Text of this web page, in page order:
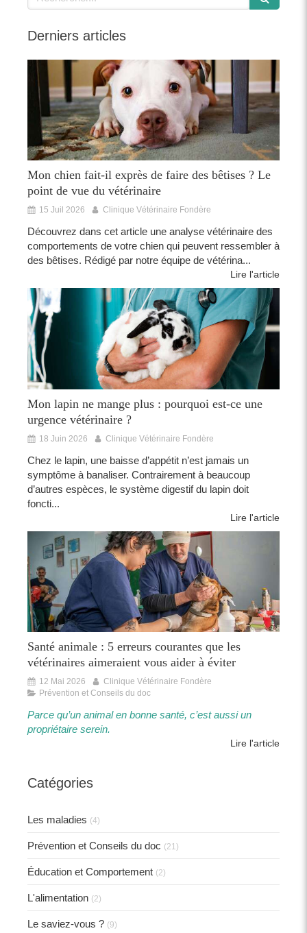
Derniers articles
Mon chien fait-il exprès de faire des bêtises ? Le
point de vue du vétérinaire
15 Juil 2026 Clinique Vétérinaire Fondère
Découvrez dans cet article une analyse vétérinaire des
comportements de votre chien qui peuvent ressembler à
des bêtises. Rédigé par notre équipe de vétérina...
Lire l'article
Mon lapin ne mange plus : pourquoi est-ce une
urgence vétérinaire ?
18 Juin 2026 Clinique Vétérinaire Fondère
Chez le lapin, une baisse d’appétit n’est jamais un
symptôme à banaliser. Contrairement à beaucoup
d’autres espèces, le système digestif du lapin doit
foncti...
Lire l'article
Santé animale : 5 erreurs courantes que les
vétérinaires aimeraient vous aider à éviter
12 Mai 2026
Clinique Vétérinaire Fondère
Prévention et Conseils du doc
Parce qu’un animal en bonne santé, c’est aussi un
propriétaire serein.​​
Lire l'article
Catégories
Les maladies (4)
Prévention et Conseils du doc (21)
Éducation et Comportement (2)
L'alimentation (2)
Le saviez-vous ? (9)